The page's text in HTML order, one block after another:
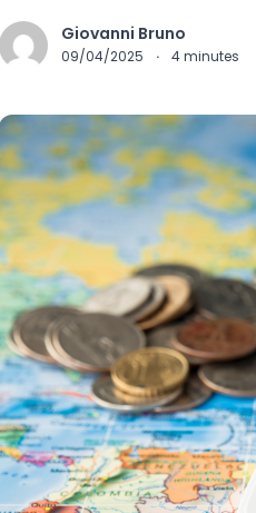
Giovanni Bruno
09/04/2025 · 4minutes